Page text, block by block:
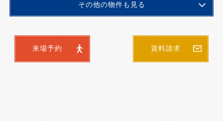
その他の物件も見る
来場予約 資料請求